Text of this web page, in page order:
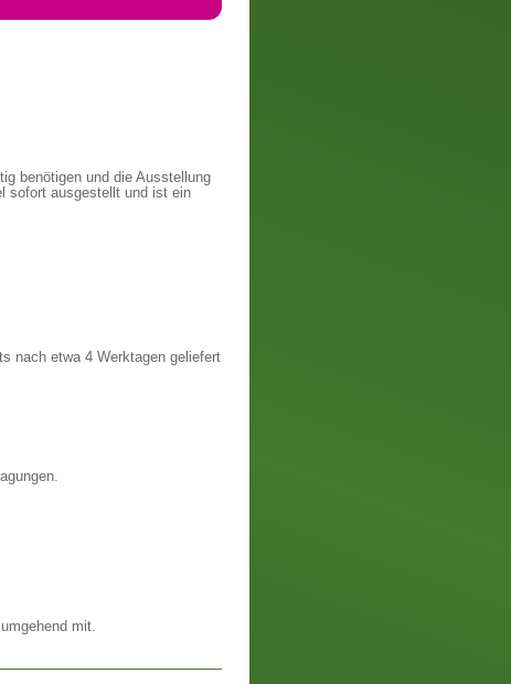
benötigen und die Ausstellung
sofort ausgestellt und ist ein
nach etwa 4 Werktagen geliefert
mit.